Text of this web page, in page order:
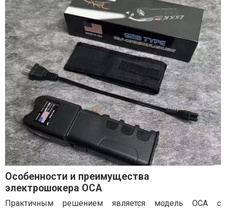
Особенности и преимущества
электрошокера ОСА
Практичным решением является модель ОСА с